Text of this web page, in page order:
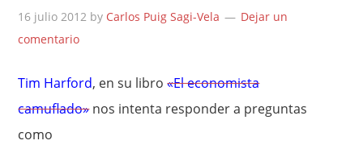
16 julio 2012 by Carlos Puig Sagi-Vela
Dejar un
comentario
Tim Harford, en su libro«El economista
camuflado»nos intenta responder a preguntas
como